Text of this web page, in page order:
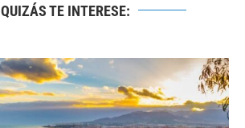
QUIZÁS TE INTERESE: